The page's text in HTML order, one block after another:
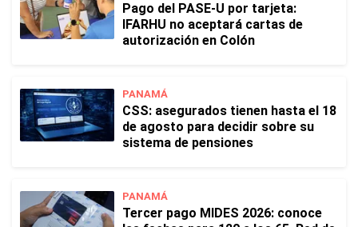
Pago del PASE-U por tarjeta:
IFARHU no aceptará cartas de
autorización en Colón
PANAMÁ
CSS: asegurados tienen hasta el 18
de agosto para decidir sobre su
sistema de pensiones
PANAMÁ
Tercer pago MIDES 2026: conoce